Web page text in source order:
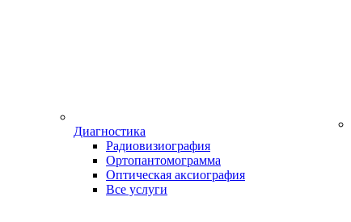
Диагностика
Радиовизиография
Ортопантомограмма
Оптическая аксиография
Все услуги